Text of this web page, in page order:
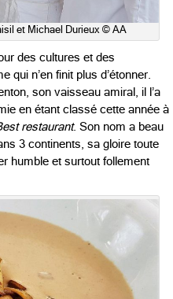
et Michael Durieux © AA
des cultures et des
qui n’en finit plus d’étonner.
son vaisseau amiral, il l’a
en étant classé cette année à
restaurant. Son nom a beau
3 continents, sa gloire toute
humble et surtout follement